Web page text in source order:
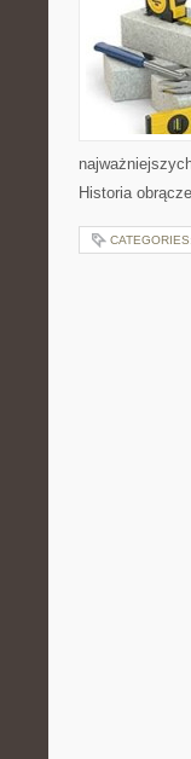
Historia
CATEGORIES: